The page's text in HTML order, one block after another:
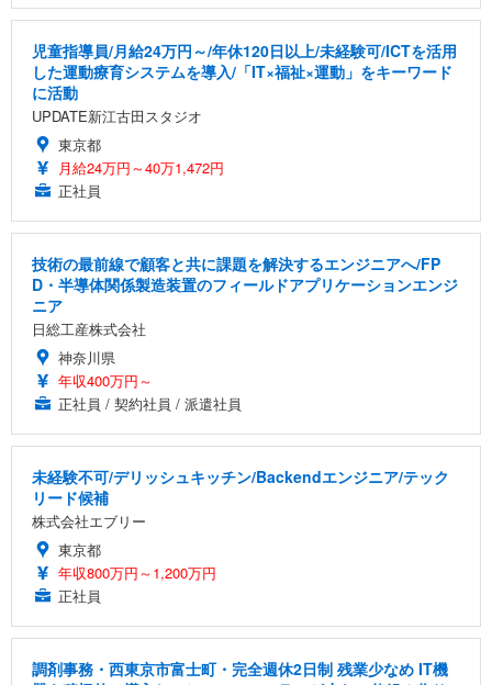
児童指導員/月給24万円～/年休120日以上/未経験可/ICTを活用
した運動療育システムを導入/「IT×福祉×運動」をキーワード
に活動
UPDATE新江古田スタジオ
東京都
月給24万円～40万1,472円
正社員
技術の最前線で顧客と共に課題を解決するエンジニアへ/FP
D・半導体関係製造装置のフィールドアプリケーションエンジ
ニア
日総工産株式会社
神奈川県
年収400万円～
正社員 / 契約社員 / 派遣社員
未経験不可/デリッシュキッチン/Backendエンジニア/テック
リード候補
株式会社エブリー
東京都
年収800万円～1,200万円
正社員
調剤事務・西東京市富士町・完全週休2日制 残業少なめ IT機